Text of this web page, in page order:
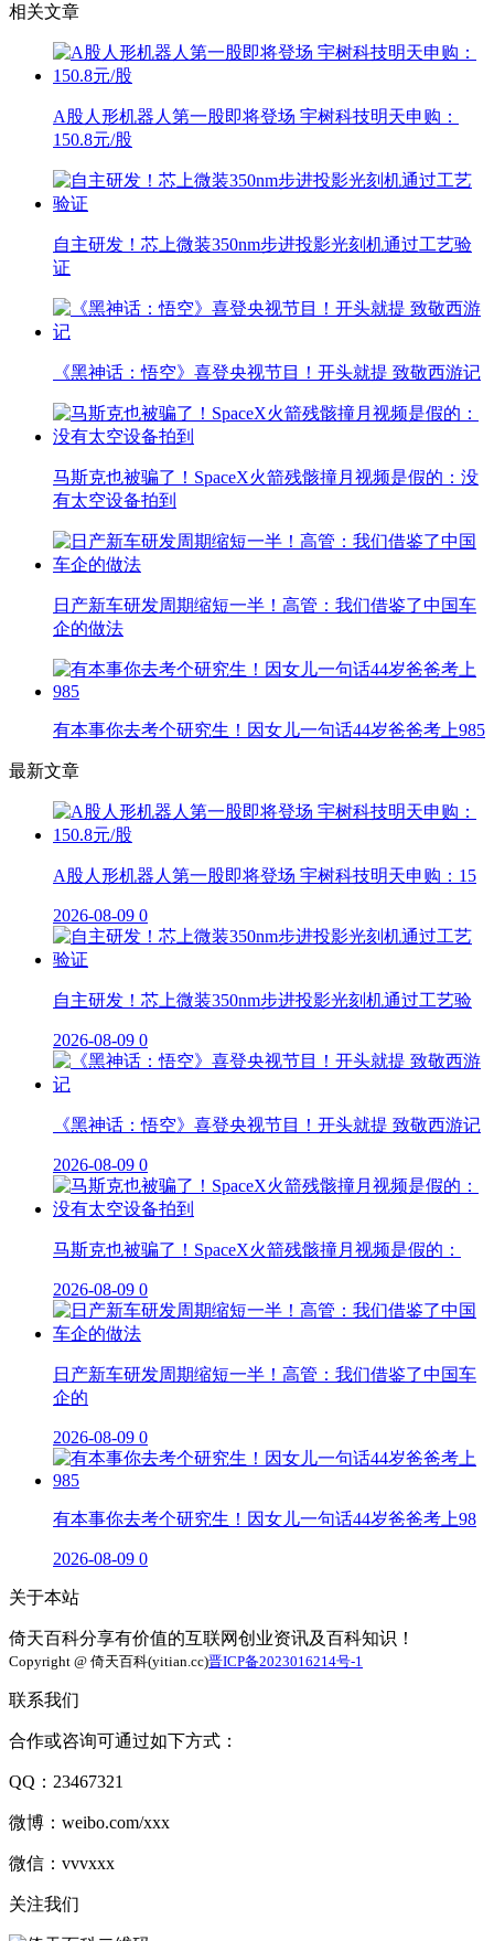
相关文章
A股人形机器人第一股即将登场 宇树科技明天申购：
150.8元/股
自主研发！芯上微装350nm步进投影光刻机通过工艺验
证
《黑神话：悟空》喜登央视节目！开头就提 致敬西游记
马斯克也被骗了！SpaceX火箭残骸撞月视频是假的：没
有太空设备拍到
日产新车研发周期缩短一半！高管：我们借鉴了中国车
企的做法
有本事你去考个研究生！因女儿一句话44岁爸爸考上985
最新文章
A股人形机器人第一股即将登场 宇树科技明天申购：15
2026-08-09 0
自主研发！芯上微装350nm步进投影光刻机通过工艺验
2026-08-09 0
《黑神话：悟空》喜登央视节目！开头就提 致敬西游记
2026-08-09 0
马斯克也被骗了！SpaceX火箭残骸撞月视频是假的：
2026-08-09 0
日产新车研发周期缩短一半！高管：我们借鉴了中国车
企的
2026-08-09 0
有本事你去考个研究生！因女儿一句话44岁爸爸考上98
2026-08-09 0
关于本站
倚天百科分享有价值的互联网创业资讯及百科知识！
Copyright @ 倚天百科(yitian.cc)晋ICP备2023016214号-1
联系我们
合作或咨询可通过如下方式：
QQ：23467321
微博：weibo.com/xxx
微信：vvvxxx
关注我们